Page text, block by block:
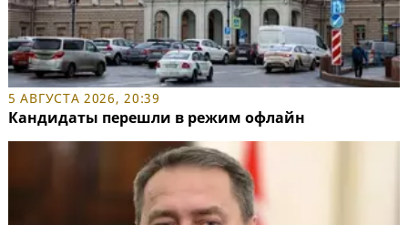
5 АВГУСТА 2026, 20:39
Кандидаты перешли в режим офлайн